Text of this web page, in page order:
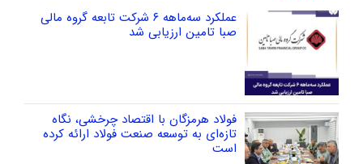
عملکرد سه‌ماهه ۶ شرکت‌ تابعه گروه مالی
صبا تامین ارزیابی شد
فولاد هرمزگان با اقتصاد چرخشی، نگاه
تازه‌ای به توسعه صنعت فولاد ارائه کرده
است